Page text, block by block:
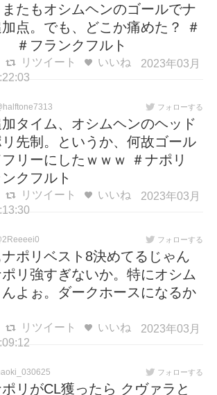
たもオシムヘンのゴールでナ
点。でも、どこか痛めた？ ＃
＃フランクフルト
リツイート いいね
2023年03月
フォローする
タイム、オシムヘンのヘッド
先制。というか、何故ゴール
フリーにしたｗｗｗ ＃ナポリ
クフルト
リツイート いいね
2023年03月
フォローする
ナポリベスト8決めてるじゃん
リ強すぎないか。特にオシム
よぉ。ダークホースになるか
リツイート いいね
2023年03月
フォローする
リがCL獲ったら クヴァラと